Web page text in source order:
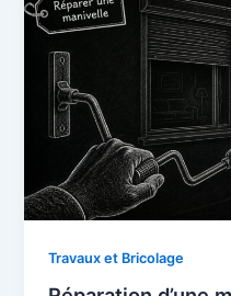
Travaux et Bricolage